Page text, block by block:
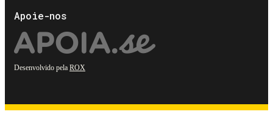
Apoie-nos
Desenvolvido pela ROX